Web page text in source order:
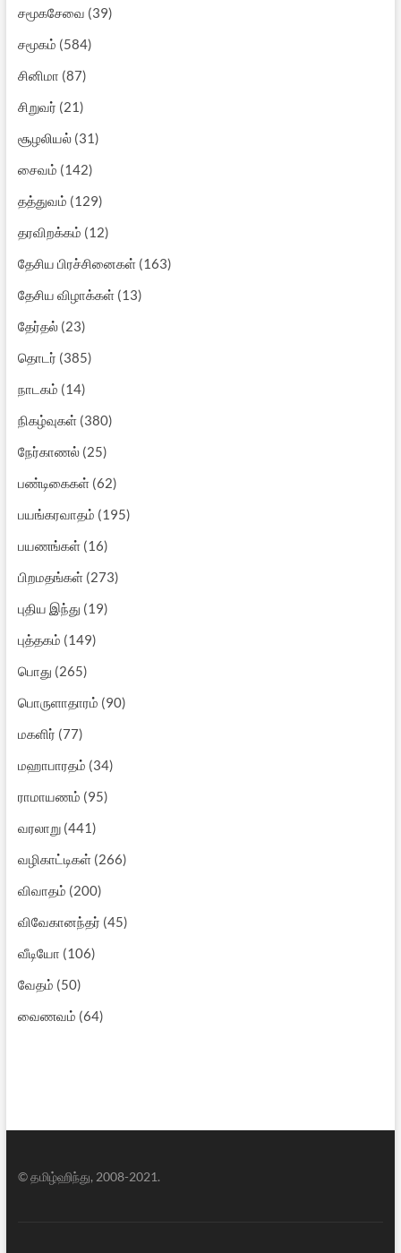
சமூகசேவை (39)
சமூகம் (584)
சினிமா (87)
சிறுவர் (21)
சூழலியல்(31)
சைவம் (142)
தத்துவம் (129)
தரவிறக்கம் (12)
தேசிய பிரச்சினைகள்(163)
தேசிய விழாக்கள்(13)
தேர்தல்(23)
தொடர் (385)
நாடகம் (14)
நிகழ்வுகள்(380)
நேர்காணல்(25)
பண்டிகைகள்(62)
பயங்கரவாதம் (195)
பயணங்கள்(16)
பிறமதங்கள்(273)
புதிய இந்து (19)
புத்தகம் (149)
பொது (265)
பொருளாதாரம் (90)
மகளிர் (77)
மஹாபாரதம் (34)
ராமாயணம் (95)
வரலாறு(441)
வழிகாட்டிகள்(266)
விவாதம் (200)
விவேகானந்தர் (45)
வீடியோ (106)
வேதம் (50)
வைணவம் (64)
© தமிழ்ஹிந்து, 2008-2021.